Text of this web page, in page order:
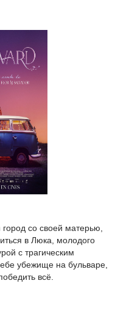
со своей матерью,
в Люка, молодого
с трагическим
убежище на бульваре,
всё.